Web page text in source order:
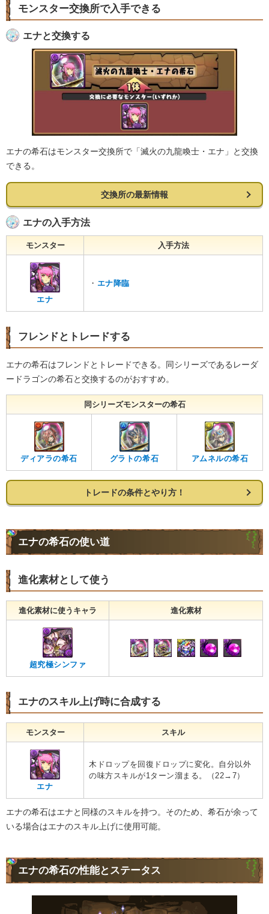
モンスター交換所で入手できる
エナと交換する
エナの希石はモンスター交換所で「滅火の九龍喚士・エナ」と交換
できる。
交換所の最新情報
エナの入手方法
モンスター 入手方法
エナ
・ エナ降臨
フレンドとトレードする
エナの希石はフレンドとトレードできる。同シリーズであるレーダ
ードラゴンの希石と交換するのがおすすめ。
同シリーズモンスターの希石
ディアラの希石 グラトの希石 アムネルの希石
トレードの条件とやり方！
エナの希石の使い道
進化素材として使う
進化素材に使うキャラ 進化素材
超究極シンファ
エナのスキル上げ時に合成する
モンスター スキル
エナ
木ドロップを回復ドロップに変化。自分以外
の味方スキルが1ターン溜まる。（22→7）
エナの希石はエナと同様のスキルを持つ。そのため、希石が余って
いる場合はエナのスキル上げに使用可能。
エナの希石の性能とステータス